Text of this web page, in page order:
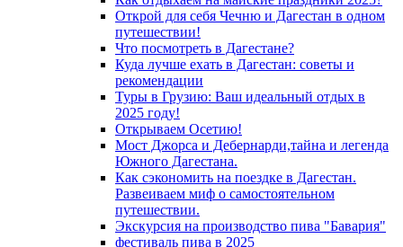
Открой для себя Чечню и Дагестан в одном
путешествии!
Что посмотреть в Дагестане?
Куда лучше ехать в Дагестан: советы и
рекомендации
Туры в Грузию: Ваш идеальный отдых в
2025 году!
Открываем Осетию!
Мост Джорса и Дебернарди,тайна и легенда
Южного Дагестана.
Как сэкономить на поездке в Дагестан.
Развеиваем миф о самостоятельном
путешествии.
Экскурсия на производство пива "Бавария"
фестиваль пива в 2025